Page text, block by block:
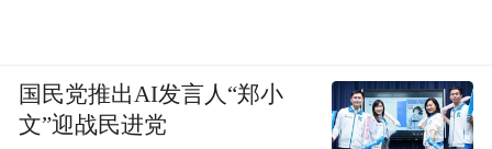
国民党推出AI发言人“郑小
文”迎战民进党